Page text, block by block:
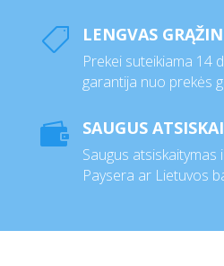
 LENGVAS
Prekei suteikiama 14
garantija nuo prekės
 SAUGUS
Saugus
Paysera ar Lietuvos